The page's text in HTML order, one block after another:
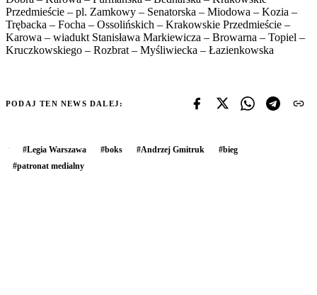
Przedmieście – pl. Zamkowy – Senatorska – Miodowa – Kozia –
Trębacka – Focha – Ossolińskich – Krakowskie Przedmieście –
Karowa – wiadukt Stanisława Markiewicza – Browarna – Topiel –
Kruczkowskiego – Rozbrat – Myśliwiecka – Łazienkowska
PODAJ TEN NEWS DALEJ:
#Legia Warszawa #boks #Andrzej Gmitruk #bieg
#patronat medialny